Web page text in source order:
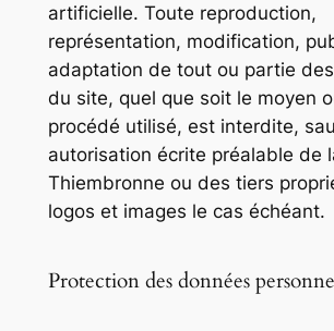
artificielle. Toute reproduction,
représentation, modification,
adaptation de tout ou partie
du site, quel que soit le moyen
procédé utilisé, est interdite,
autorisation écrite préalable de
Thiembronne ou des tiers
logos et images le cas échéant.
Protection des données